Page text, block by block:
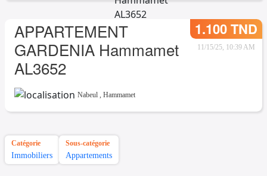
APPARTEMENT
GARDENIA Hammamet
AL3652
1.100 TND
11/15/25, 10:39 AM
Nabeul , Hammamet
Catégorie
Immobiliers
Sous-catégorie
Appartements